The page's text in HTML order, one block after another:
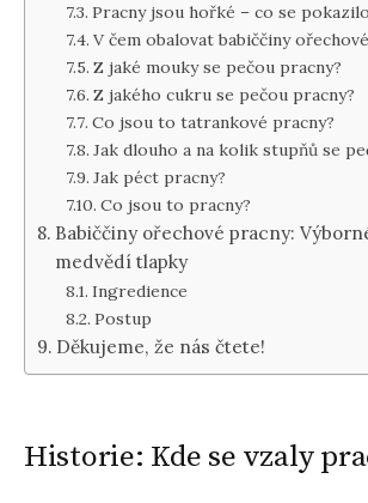
Pracny jsou hořké – co se
V čem obalovat babiččiny
Z jaké mouky se pečou pracny?
Z jakého cukru se pečou pracny?
Co jsou to tatrankové pracny?
Jak dlouho a na kolik stupňů se
Jak péct pracny?
Co jsou to pracny?
Babiččiny ořechové pracny:
medvědí tlapky
Ingredience
Postup
Děkujeme, že nás čtete!
Historie: Kde se vzaly